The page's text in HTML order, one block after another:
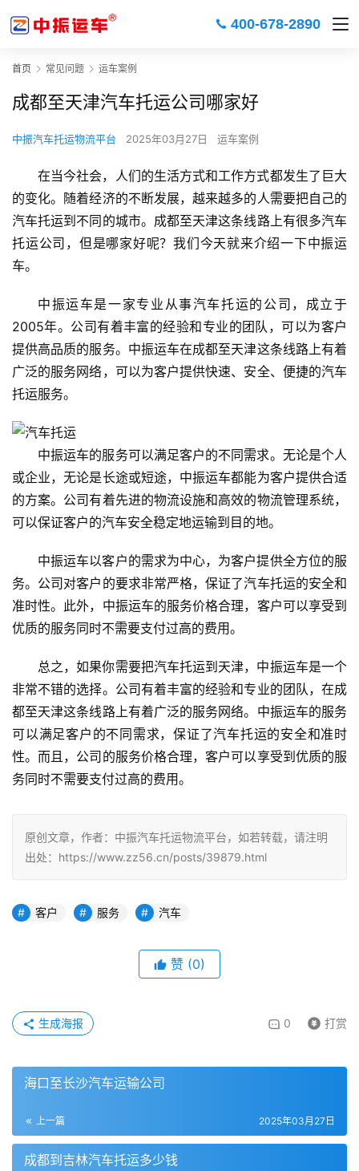
400-678-2890
首页 常见问题 运车案例
成都至天津汽车托运公司哪家好
中振汽车托运物流平台 2025年03月27日 运车案例
在当今社会，人们的生活方式和工作方式都发生了巨大
的变化。随着经济的不断发展，越来越多的人需要把自己的
汽车托运到不同的城市。成都至天津这条线路上有很多汽车
托运公司，但是哪家好呢？我们今天就来介绍一下中振运
车。
中振运车是一家专业从事汽车托运的公司，成立于
2005年。公司有着丰富的经验和专业的团队，可以为客户
提供高品质的服务。中振运车在成都至天津这条线路上有着
广泛的服务网络，可以为客户提供快速、安全、便捷的汽车
托运服务。
中振运车的服务可以满足客户的不同需求。无论是个人
或企业，无论是长途或短途，中振运车都能为客户提供合适
的方案。公司有着先进的物流设施和高效的物流管理系统，
可以保证客户的汽车安全稳定地运输到目的地。
中振运车以客户的需求为中心，为客户提供全方位的服
务。公司对客户的要求非常严格，保证了汽车托运的安全和
准时性。此外，中振运车的服务价格合理，客户可以享受到
优质的服务同时不需要支付过高的费用。
总之，如果你需要把汽车托运到天津，中振运车是一个
非常不错的选择。公司有着丰富的经验和专业的团队，在成
都至天津这条线路上有着广泛的服务网络。中振运车的服务
可以满足客户的不同需求，保证了汽车托运的安全和准时
性。而且，公司的服务价格合理，客户可以享受到优质的服
务同时不需要支付过高的费用。
原创文章，作者：中振汽车托运物流平台，如若转载，请注明
出处：https://www.zz56.cn/posts/39879.html
客户 服务 汽车
赞 (0)
0 打赏
生成海报
海口至长沙汽车运输公司
上一篇 2025年03月27日
成都到吉林汽车托运多少钱